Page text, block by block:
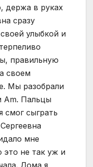
держа в руках
сразу
улыбкой и
правильную
своем
Мы разобрали
Am. Пальцы
смог сыграть
мне
это не так уж и